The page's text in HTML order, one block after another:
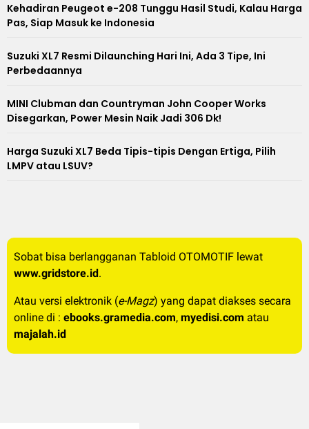
Kehadiran Peugeot e-208 Tunggu Hasil Studi, Kalau Harga
Pas, Siap Masuk ke Indonesia
Suzuki XL7 Resmi Dilaunching Hari Ini, Ada 3 Tipe, Ini
Perbedaannya
MINI Clubman dan Countryman John Cooper Works
Disegarkan, Power Mesin Naik Jadi 306 Dk!
Harga Suzuki XL7 Beda Tipis-tipis Dengan Ertiga, Pilih
LMPV atau LSUV?
Sobat bisa berlangganan Tabloid OTOMOTIF lewat
www.gridstore.id.
Atau versi elektronik (e-Magz) yang dapat diakses secara
online di : ebooks.gramedia.com, myedisi.com atau
majalah.id